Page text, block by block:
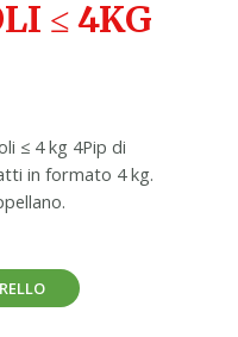
≤ 4KG
≤ 4 kg 4Pip di
in formato 4 kg.